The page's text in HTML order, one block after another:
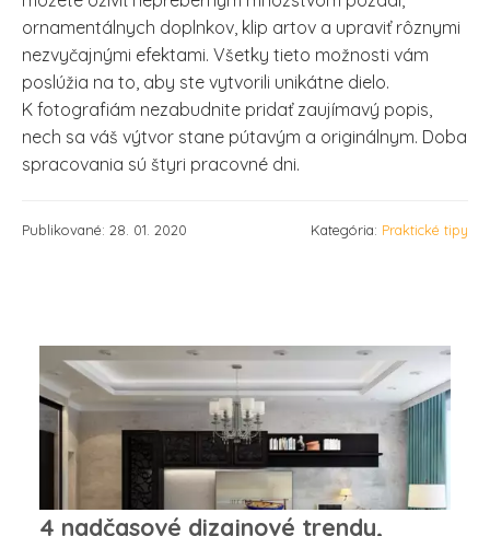
ornamentálnych doplnkov, klip artov a upraviť rôznymi
nezvyčajnými efektami. Všetky tieto možnosti vám
poslúžia na to, aby ste vytvorili unikátne dielo.
K fotografiám nezabudnite pridať zaujímavý popis,
nech sa váš výtvor stane pútavým a originálnym. Doba
spracovania sú štyri pracovné dni.
Publikované: 28. 01. 2020 Kategória: Praktické tipy
4 nadčasové dizajnové trendy,